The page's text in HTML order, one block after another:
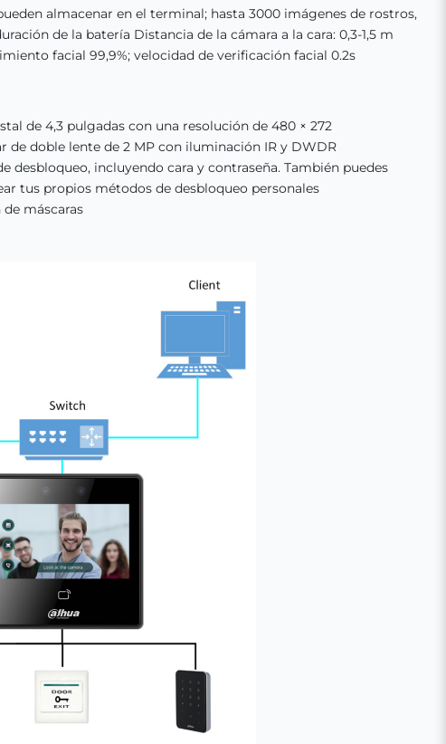
almacenar en el terminal; hasta 3000 imágenes de rostros,
de la batería Distancia de la cámara a la cara: 0,3-1,5 m
facial 99,9%; velocidad de verificación facial 0.2s
de 4,3 pulgadas con una resolución de 480 × 272
de doble lente de 2 MP con iluminación IR y DWDR
desbloqueo, incluyendo cara y contraseña. También puedes
tus propios métodos de desbloqueo personales
máscaras